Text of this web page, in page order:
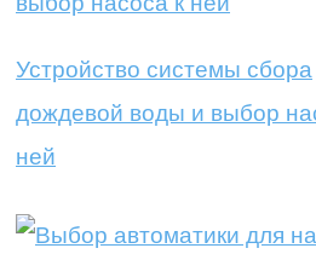
Устройство системы сбора
дождевой воды и выбор
ней